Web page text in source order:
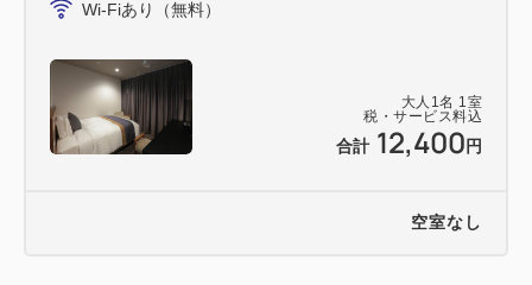
2022年4月1日より、「プラスチック資源循環促進
法」に基づき、客室内のアメニティは歯ブラシのみと
させていただきます。その他アメニティは、3階に設
大人 1 名 1 室
税・サービス料込
合計 12,400 円
Wi-Fiあり（無料）
空室なし